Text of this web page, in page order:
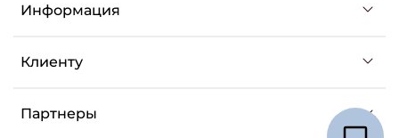
Информация
Клиенту
Партнеры